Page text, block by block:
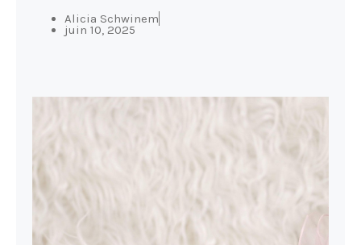
Alicia Schwinem
juin 10, 2025